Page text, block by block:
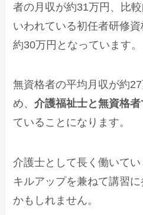
者の月収が約31万円、比
いわれている初任者研修
約30万円となっています。
無資格者の平均月収が約
め、介護福祉士と無資格
ていることになります。
介護士として長く働いて
キルアップを兼ねて講習
かもしれません。